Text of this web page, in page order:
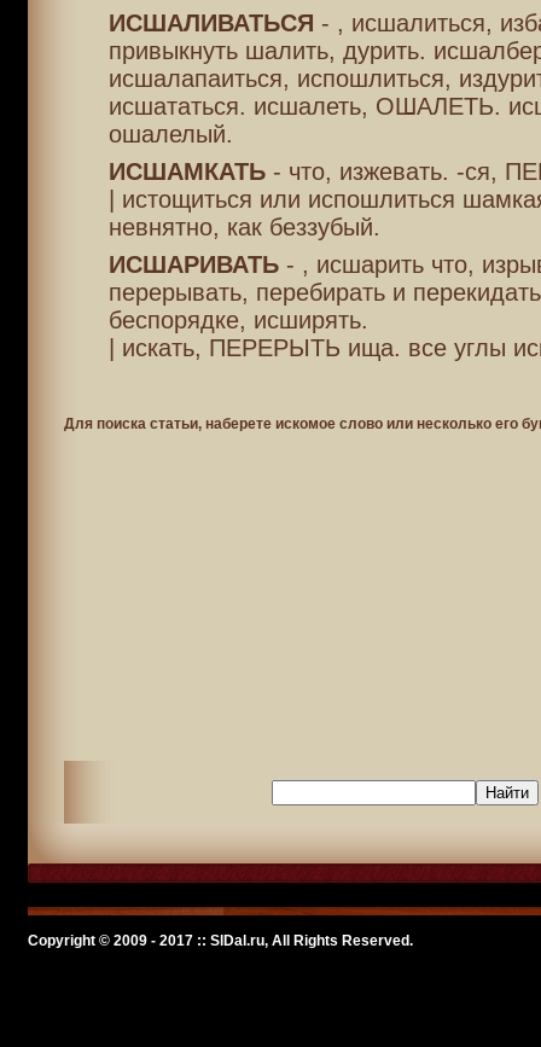
ИСШАЛИВАТЬСЯ - , исшалиться,
привыкнуть шалить, дурить.
исшалапаиться, испошлиться,
исшататься. исшалеть, ОШАЛЕТЬ.
ошалелый.
ИСШАМКАТЬ- что, изжевать. -ся,
| истощиться или испошлиться
невнятно, как беззубый.
ИСШАРИВАТЬ- , исшарить что,
перерывать, перебирать и
беспорядке, исширять.
| искать, ПЕРЕРЫТЬ ища. все углы
Для поиска статьи, наберете искомое слово или несколько его
Copyright © 2009 - 2017 :: SlDal.ru, All Rights Reserved.